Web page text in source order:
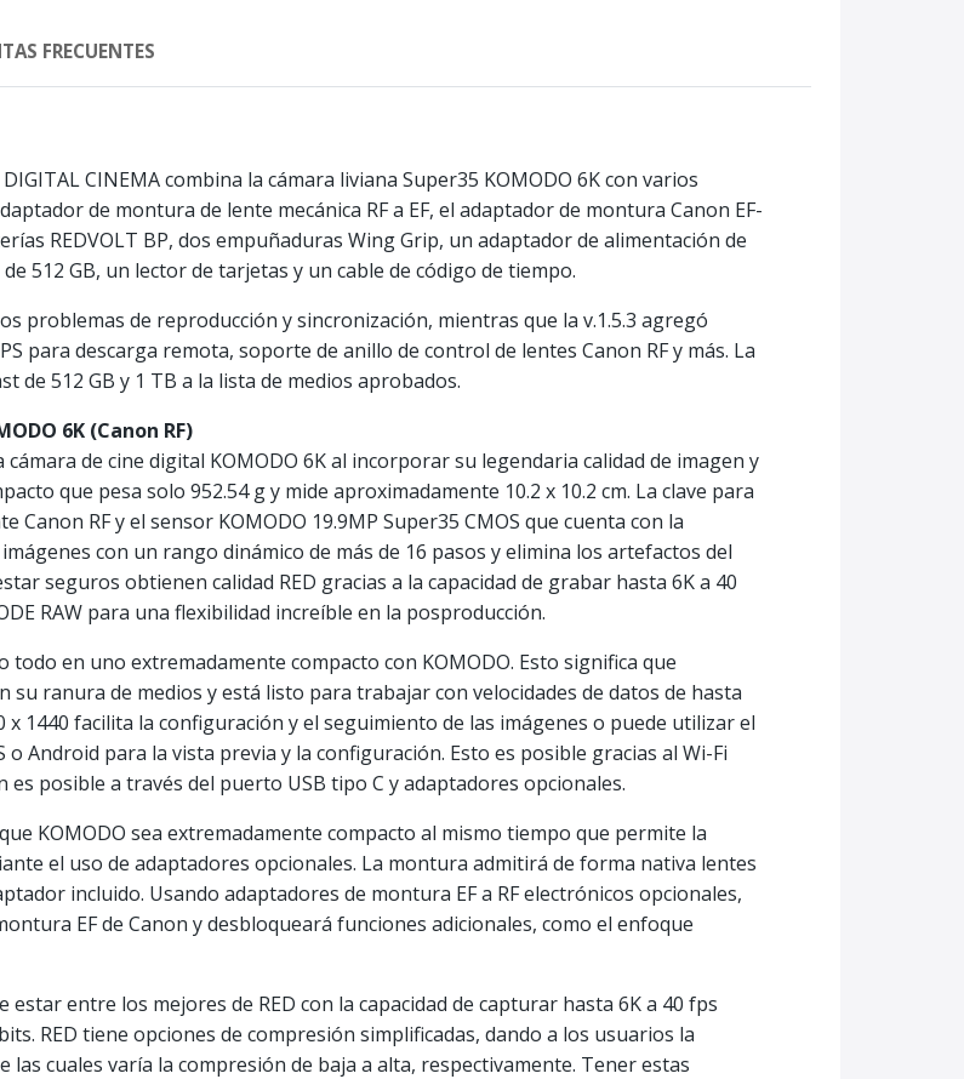
FRECUENTES
CINEMA combina la cámara liviana Super35 KOMODO 6K con varios
de montura de lente mecánica RF a EF, el adaptador de montura Canon EF-
REDVOLT BP, dos empuñaduras Wing Grip, un adaptador de alimentación de
512 GB, un lector de tarjetas y un cable de código de tiempo.
problemas de reproducción y sincronización, mientras que la v.1.5.3 agregó
para descarga remota, soporte de anillo de control de lentes Canon RF y más. La
de 512 GB y 1 TB a la lista de medios aprobados.
6K (Canon RF)
de cine digital KOMODO 6K al incorporar su legendaria calidad de imagen y
que pesa solo 952.54 g y mide aproximadamente 10.2 x 10.2 cm. La clave para
RF y el sensor KOMODO 19.9MP Super35 CMOS que cuenta con la
con un rango dinámico de más de 16 pasos y elimina los artefactos del
seguros obtienen calidad RED gracias a la capacidad de grabar hasta 6K a 40
RAW para una flexibilidad increíble en la posproducción.
todo en uno extremadamente compacto con KOMODO. Esto significa que
ranura de medios y está listo para trabajar con velocidades de datos de hasta
1440 facilita la configuración y el seguimiento de las imágenes o puede utilizar el
Android para la vista previa y la configuración. Esto es posible gracias al Wi-Fi
posible a través del puerto USB tipo C y adaptadores opcionales.
KOMODO sea extremadamente compacto al mismo tiempo que permite la
el uso de adaptadores opcionales. La montura admitirá de forma nativa lentes
incluido. Usando adaptadores de montura EF a RF electrónicos opcionales,
EF de Canon y desbloqueará funciones adicionales, como el enfoque
entre los mejores de RED con la capacidad de capturar hasta 6K a 40 fps
RED tiene opciones de compresión simplificadas, dando a los usuarios la
las cuales varía la compresión de baja a alta, respectivamente. Tener estas